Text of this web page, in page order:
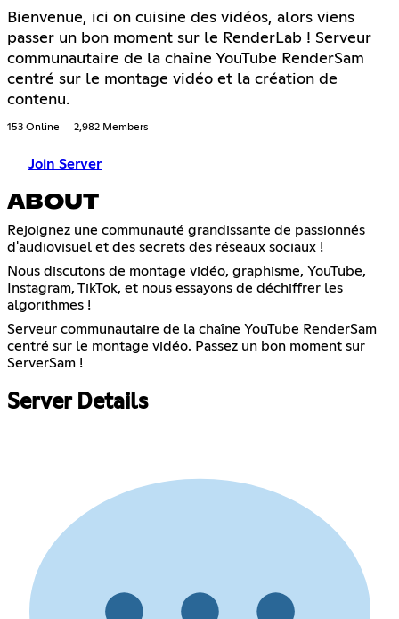
Bienvenue, ici on cuisine des vidéos, alors viens
passer un bon moment sur le RenderLab ! Serveur
communautaire de la chaîne YouTube RenderSam
centré sur le montage vidéo et la création de
contenu.
153 Online 2,982 Members
Join Server
ABOUT
Rejoignez une communauté grandissante de passionnés
d'audiovisuel et des secrets des réseaux sociaux !
Nous discutons de montage vidéo, graphisme, YouTube,
Instagram, TikTok, et nous essayons de déchiffrer les
algorithmes !
Serveur communautaire de la chaîne YouTube RenderSam
centré sur le montage vidéo. Passez un bon moment sur
ServerSam !
Server Details